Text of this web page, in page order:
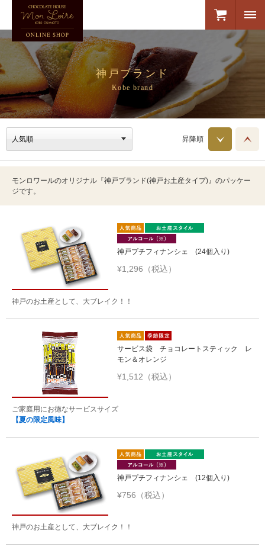
神戸ブランド
Kobe brand
昇降順
モンロワールのオリジナル『神戸ブランド(神戸お土産タイプ)』のパッケー
ジです。
神戸プチフィナンシェ (24個入り)
¥1,296（税込）
神戸のお土産として、大ブレイク！！
サービス袋 チョコレートスティック レ
モン＆オレンジ
¥1,512（税込）
ご家庭用にお徳なサービスサイズ
【夏の限定風味】
神戸プチフィナンシェ (12個入り)
¥756（税込）
神戸のお土産として、大ブレイク！！